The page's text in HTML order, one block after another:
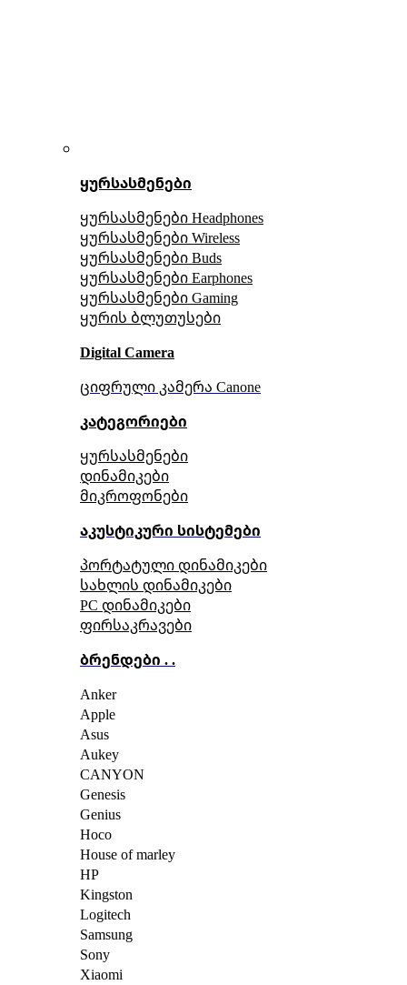
ყურსასმენები
ყურსასმენები Headphones
ყურსასმენები Wireless
ყურსასმენები Buds
ყურსასმენები Earphones
ყურსასმენები Gaming
ყურის ბლუთუსები
Digital Camera
ციფრული კამერა Сanone
კატეგორიები
ყურსასმენები
დინამიკები
მიკროფონები
აკუსტიკური სისტემები
პორტატული დინამიკები
სახლის დინამიკები
PC დინამიკები
ფირსაკრავები
ბრენდები . .
Anker
Apple
Asus
Aukey
CANYON
Genesis
Genius
Hoco
House of marley
HP
Kingston
Logitech
Samsung
Sony
Xiaomi